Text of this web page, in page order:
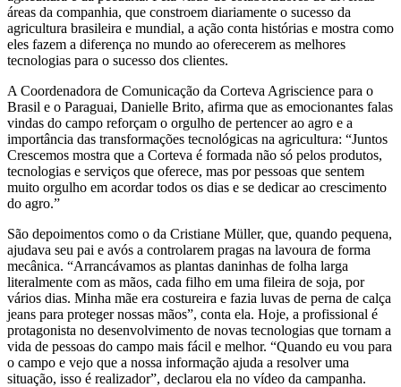
áreas da companhia, que constroem diariamente o sucesso da
agricultura brasileira e mundial, a ação conta histórias e mostra como
eles fazem a diferença no mundo ao oferecerem as melhores
tecnologias para o sucesso dos clientes.
A Coordenadora de Comunicação da Corteva Agriscience para o
Brasil e o Paraguai, Danielle Brito, afirma que as emocionantes falas
vindas do campo reforçam o orgulho de pertencer ao agro e a
importância das transformações tecnológicas na agricultura: “Juntos
Crescemos mostra que a Corteva é formada não só pelos produtos,
tecnologias e serviços que oferece, mas por pessoas que sentem
muito orgulho em acordar todos os dias e se dedicar ao crescimento
do agro.”
São depoimentos como o da Cristiane Müller, que, quando pequena,
ajudava seu pai e avós a controlarem pragas na lavoura de forma
mecânica. “Arrancávamos as plantas daninhas de folha larga
literalmente com as mãos, cada filho em uma fileira de soja, por
vários dias. Minha mãe era costureira e fazia luvas de perna de calça
jeans para proteger nossas mãos”, conta ela. Hoje, a profissional é
protagonista no desenvolvimento de novas tecnologias que tornam a
vida de pessoas do campo mais fácil e melhor. “Quando eu vou para
o campo e vejo que a nossa informação ajuda a resolver uma
situação, isso é realizador”, declarou ela no vídeo da campanha.